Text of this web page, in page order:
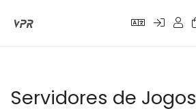
Servidores de Jogos